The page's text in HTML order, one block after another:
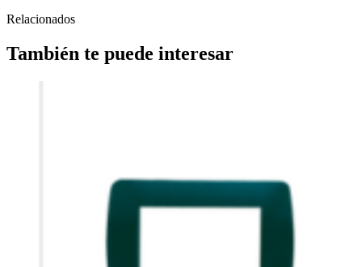
Relacionados
También te puede interesar